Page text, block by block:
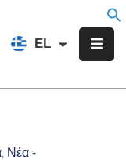
EL
FR
Νέα -